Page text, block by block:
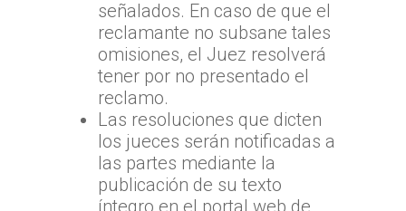
señalados. En caso de que el
reclamante no subsane tales
omisiones, el Juez resolverá
tener por no presentado el
reclamo.
Las resoluciones que dicten
los jueces serán notificadas a
las partes mediante la
publicación de su texto